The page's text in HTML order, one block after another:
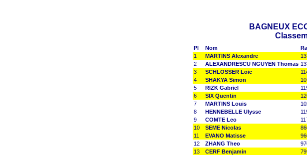
BAGNEUX
Pl Nom
1
MARTINS Alexandre
2
ALEXANDRESCU NGUYEN Thomas
3
SCHLOSSER Loic
4
SHAKYA Simon
5
RIZK Gabriel
6
SIX Quentin
7
MARTINS Louis
8
HENNEBELLE Ulysse
9
COMTE Leo
10
SEME Nicolas
11
EVANO Matisse
12
ZHANG Theo
13
CERF Benjamin